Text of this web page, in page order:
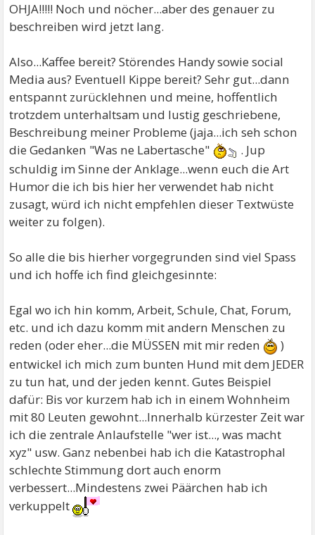
OHJA!!!!! Noch und nöcher...aber des genauer zu
beschreiben wird jetzt lang.
Also...Kaffee bereit? Störendes Handy sowie social
Media aus? Eventuell Kippe bereit? Sehr gut...dann
entspannt zurücklehnen und meine, hoffentlich
trotzdem unterhaltsam und lustig geschriebene,
Beschreibung meiner Probleme (jaja...ich seh schon
die Gedanken "Was ne Labertasche"
. Jup
schuldig im Sinne der Anklage...wenn euch die Art
Humor die ich bis hier her verwendet hab nicht
zusagt, würd ich nicht empfehlen dieser Textwüste
weiter zu folgen).
So alle die bis hierher vorgegrunden sind viel Spass
und ich hoffe ich find gleichgesinnte:
Egal wo ich hin komm, Arbeit, Schule, Chat, Forum,
etc. und ich dazu komm mit andern Menschen zu
reden (oder eher...die MÜSSEN mit mir reden
)
entwickel ich mich zum bunten Hund mit dem JEDER
zu tun hat, und der jeden kennt. Gutes Beispiel
dafür: Bis vor kurzem hab ich in einem Wohnheim
mit 80 Leuten gewohnt...Innerhalb kürzester Zeit war
ich die zentrale Anlaufstelle "wer ist..., was macht
xyz" usw. Ganz nebenbei hab ich die Katastrophal
schlechte Stimmung dort auch enorm
verbessert...Mindestens zwei Päärchen hab ich
verkuppelt